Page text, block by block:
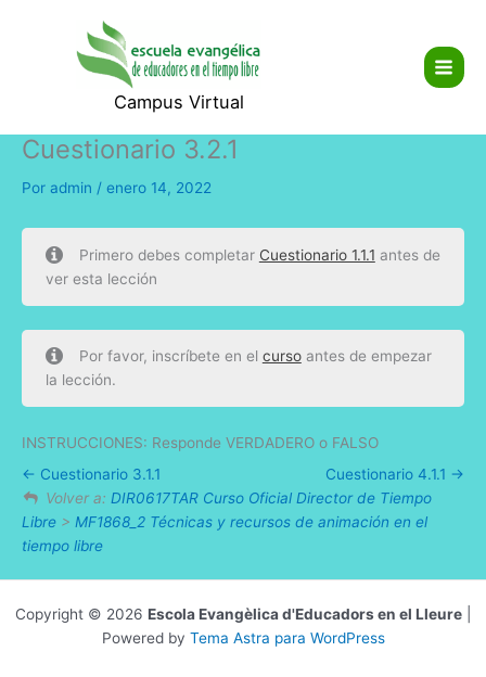
Campus Virtual
Cuestionario 3.2.1
Por admin / enero 14, 2022
Primero debes completar Cuestionario 1.1.1 antes de
ver esta lección
Por favor, inscríbete en el cursoantes de empezar
la lección.
INSTRUCCIONES: Responde VERDADERO o FALSO
Cuestionario 3.1.1
Cuestionario 4.1.1
Volver a: DIR0617TAR Curso Oficial Director de Tiempo
Libre > MF1868_2 Técnicas y recursos de animación en el
tiempo libre
Copyright © 2026 Escola Evangèlica d'Educadors en el Lleure
Powered by Tema Astra para WordPress